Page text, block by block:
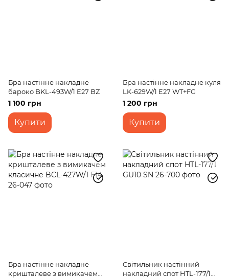
Бра настінне накладне
бароко BKL-493W/1 E27 BZ
1 100 грн
Купити
Бра настінне накладне куля
LK-629W/1 E27 WT+FG
1 200 грн
Купити
Бра настінне накладне
кришталеве з вимикачем
Світильник настінний
накладний спот HTL-177/1